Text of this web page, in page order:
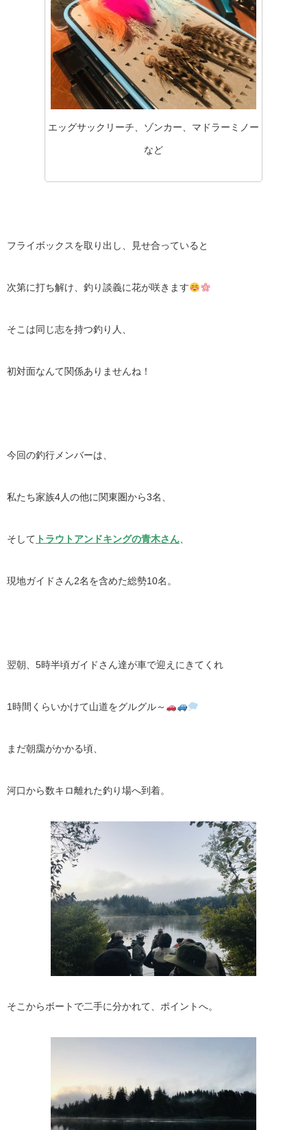
エッグサックリーチ、ゾンカー、マドラーミノー
など
フライボックスを取り出し、見せ合っていると
次第に打ち解け、釣り談義に花が咲きます
そこは同じ志を持つ釣り人、
初対面なんて関係ありませんね！
今回の釣行メンバーは、
私たち家族4人の他に関東圏から3名、
そして トラウトアンドキングの青木さん
現地ガイドさん2名を含めた総勢10名。
翌朝、5時半頃ガイドさん達が車で迎えにきてくれ
1時間くらいかけて山道をグルグル～
まだ朝靄がかかる頃、
河口から数キロ離れた釣り場へ到着。
そこからボートで二手に分かれて、ポイントへ。